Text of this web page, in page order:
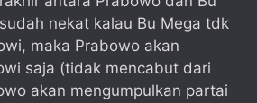
nekat kalau Bu Mega tdk
maka Prabowo akan
saja (tidak mencabut dari
akan mengumpulkan partai